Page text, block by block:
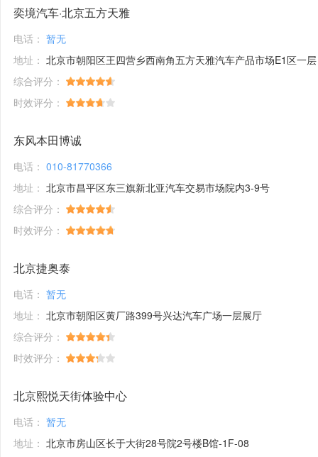
奕境汽车·北京五方天雅
电话： 暂无
地址： 北京市朝阳区王四营乡西南角五方天雅汽车产品市场E1区一层
综合评分：
时效评分：
东风本田博诚
电话： 010-81770366
地址： 北京市昌平区东三旗新北亚汽车交易市场院内3-9号
综合评分：
时效评分：
北京捷奥泰
电话： 暂无
地址： 北京市朝阳区黄厂路399号兴达汽车广场一层展厅
综合评分：
时效评分：
北京熙悦天街体验中心
电话： 暂无
地址： 北京市房山区长于大街28号院2号楼B馆-1F-08